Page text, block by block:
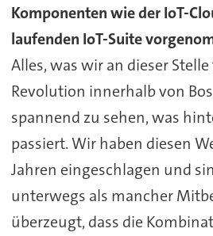
Komponenten wie der IoT-
laufenden IoT-Suite
Alles, was wir an dieser
Revolution innerhalb von
spannend zu sehen, was
passiert. Wir haben diesen
Jahren eingeschlagen und
unterwegs als mancher
überzeugt, dass die